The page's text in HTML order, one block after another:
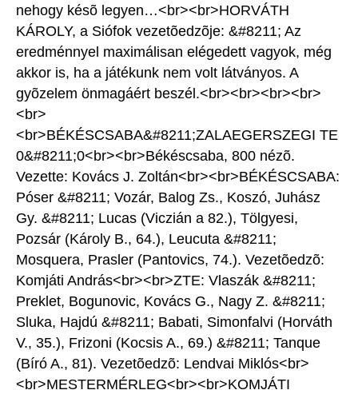
nehogy késõ legyen…<br><br>HORVÁTH
KÁROLY, a Siófok vezetõedzõje: &#8211; Az
eredménnyel maximálisan elégedett vagyok, még
akkor is, ha a játékunk nem volt látványos. A
gyõzelem önmagáért beszél.<br><br><br><br>
<br>
<br>BÉKÉSCSABA&#8211;ZALAEGERSZEGI TE
0&#8211;0<br><br>Békéscsaba, 800 nézõ.
Vezette: Kovács J. Zoltán<br><br>BÉKÉSCSABA:
Póser &#8211; Vozár, Balog Zs., Koszó, Juhász
Gy. &#8211; Lucas (Viczián a 82.), Tölgyesi,
Pozsár (Károly B., 64.), Leucuta &#8211;
Mosquera, Prasler (Pantovics, 74.). Vezetõedzõ:
Komjáti András<br><br>ZTE: Vlaszák &#8211;
Preklet, Bogunovic, Kovács G., Nagy Z. &#8211;
Sluka, Hajdú &#8211; Babati, Simonfalvi (Horváth
V., 35.), Frizoni (Kocsis A., 69.) &#8211; Tanque
(Bíró A., 81). Vezetõedzõ: Lendvai Miklós<br>
<br>MESTERMÉRLEG<br><br>KOMJÁTI